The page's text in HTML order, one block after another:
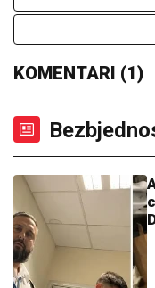
KOMENTARI (1)